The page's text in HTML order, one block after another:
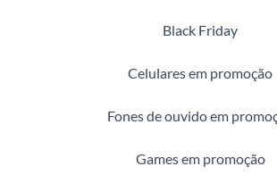
Black Friday
Celulares em promoção
Fones de ouvido em
Games em promoção